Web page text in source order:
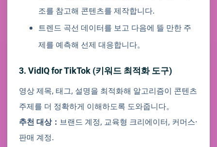
조를 참고해 콘텐츠를 제작합니다.
트렌드 곡선 데이터를 보고 다음에 뜰 만한 주
제를 예측해 선제 대응합니다。
3. VidIQ for TikTok (키워드 최적화 도구)
영상 제목, 태그, 설명을 최적화해 알고리즘이 콘텐츠
주제를 더 정확하게 이해하도록 도와줍니다。
추천 대상： 브랜드 계정, 교육형 크리에이터, 커머스·
판매 계정.